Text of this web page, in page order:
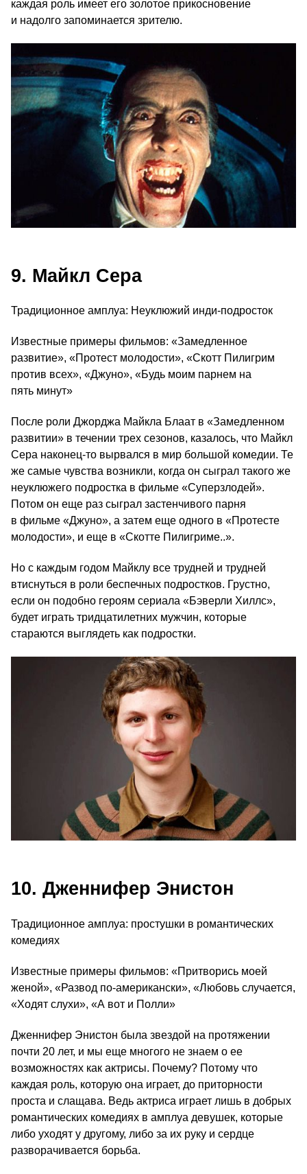
каждая роль имеет его золотое прикосновение
и надолго запоминается зрителю.
9. Майкл Сера
Традиционное амплуа: Неуклюжий инди-подросток
Известные примеры фильмов: «Замедленное
развитие», «Протест молодости», «Скотт Пилигрим
против всех», «Джуно», «Будь моим парнем на
пять минут»
После роли Джорджа Майкла Блаат в «Замедленном
развитии» в течении трех сезонов, казалось, что Майкл
Сера наконец-то вырвался в мир большой комедии. Те
же самые чувства возникли, когда он сыграл такого же
неуклюжего подростка в фильме «Суперзлодей».
Потом он еще раз сыграл застенчивого парня
в фильме «Джуно», а затем еще одного в «Протесте
молодости», и еще в «Скотте Пилигриме..».
Но с каждым годом Майклу все трудней и трудней
втиснуться в роли беспечных подростков. Грустно,
если он подобно героям сериала «Бэверли Хиллс»,
будет играть тридцатилетних мужчин, которые
стараются выглядеть как подростки.
10. Дженнифер Энистон
Традиционное амплуа: простушки в романтических
комедиях
Известные примеры фильмов: «Притворись моей
женой», «Развод по-американски», «Любовь случается,
«Ходят слухи», «А вот и Полли»
Дженнифер Энистон была звездой на протяжении
почти 20 лет, и мы еще многого не знаем о ее
возможностях как актрисы. Почему? Потому что
каждая роль, которую она играет, до приторности
проста и слащава. Ведь актриса играет лишь в добрых
романтических комедиях в амплуа девушек, которые
либо уходят у другому, либо за их руку и сердце
разворачивается борьба.